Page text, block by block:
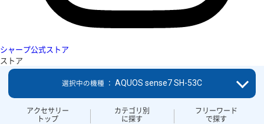
シャープ公式ストア
ストア
アクセサリー
トップ
カテゴリ別
に探す
フリーワード
で探す
選択中の機種 ： AQUOS sense7 SH-53C